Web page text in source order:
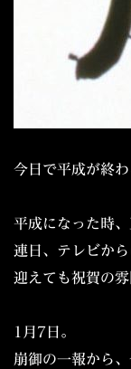
今日で平成が終
平成になった時
連日、テレビか
迎えても祝賀の
1月7日。
崩御の一報から